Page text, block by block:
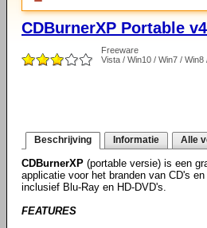
CDBurnerXP Portable
Freeware
Vista / Win10 / Win7 / Win8
Beschrijving Informatie Alle
CDBurnerXP (portable versie) is een
applicatie voor het branden van CD's en
inclusief Blu-Ray en HD-DVD's.
FEATURES